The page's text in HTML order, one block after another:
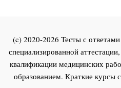
(c) 2020-2026 Тесты с
специализированной
квалификации медицинских
образованием. Краткие курсы